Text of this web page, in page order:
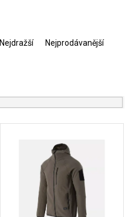
Nejdražší Nejprodávanější